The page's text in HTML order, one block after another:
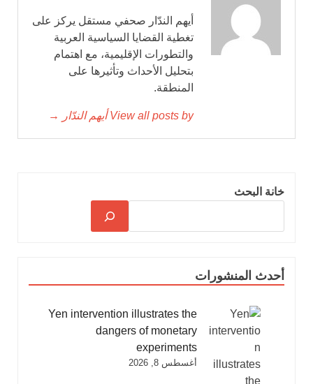
أيهم الندّار صحفي مستقل يركز على
تغطية القضايا السياسية العربية
والتطورات الإقليمية، مع اهتمام
بتحليل الأحداث وتأثيرها على
المنطقة.
View all posts by أيهم الندّار →
خانة البحث
أحدث المنشورات
Yen intervention illustrates the
dangers of monetary
experiments
أغسطس 8, 2026